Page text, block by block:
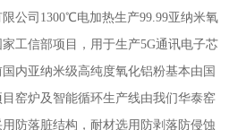
司1300℃电加热生产99.99亚纳米氧
工信部项目，用于生产5G通讯电子芯
内亚纳米级高纯度氧化铝粉基本由国
窑炉及智能循环生产线由我们华泰窑
防落脏结构，耐材选用防剥落防侵蚀